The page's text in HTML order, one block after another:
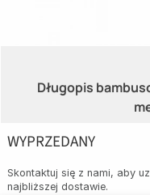
Długopis
WYPRZEDANY
Skontaktuj się z nami, aby
najbliższej dostawie.